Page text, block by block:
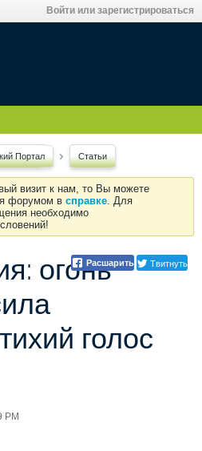
Войти или зарегистрироваться
Портал Статьи
визит к нам, то Вы можете
форумом в справке. Для
необходимо
огонь
голос
PM
Расшарить Твитнуть